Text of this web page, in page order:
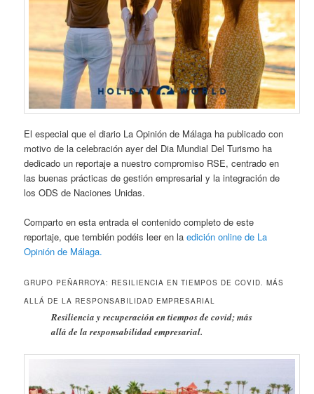
El especial que el diario La Opinión de Málaga ha publicado con
motivo de la celebración ayer del Dia Mundial Del Turismo ha
dedicado un reportaje a nuestro compromiso RSE, centrado en
las buenas prácticas de gestión empresarial y la integración de
los ODS de Naciones Unidas.
Comparto en esta entrada el contenido completo de este
reportaje, que tembién podéis leer en laedición online de La
Opinión de Málaga.
GRUPO PEÑARROYA: RESILIENCIA EN TIEMPOS DE COVID. MÁS
ALLÁ DE LA RESPONSABILIDAD EMPRESARIAL
Resiliencia y recuperación en tiempos de covid; más
allá de la responsabilidad empresarial.